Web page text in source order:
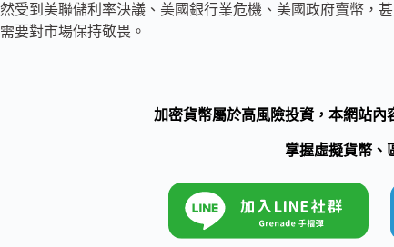
然受到美聯儲利率決議、美國銀行業危機、美國政府賣幣，
需要對市場保持敬畏。
加密貨幣屬於高風險投資，本網站內
掌握虛擬貨幣、